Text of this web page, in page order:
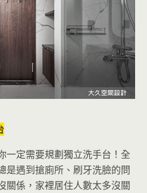
一定需要規劃獨立洗手台！全
是遇到搶廁所、刷牙洗臉的問
關係，家裡居住人數太多沒關